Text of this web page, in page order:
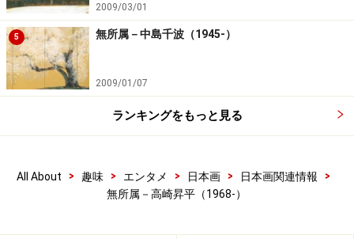
2009/03/01
5 無所属－中島千波（1945-）
2009/01/07
ランキングをもっと見る
All About > 趣味 > エンタメ > 日本画 > 日本画関連情報
>
無所属－高崎昇平（1968-）